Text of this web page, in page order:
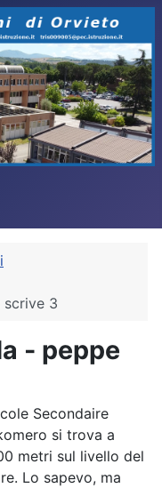
scrive 3
- peppe
Secondaire
si trova a
metri sul livello del
Lo sapevo, ma